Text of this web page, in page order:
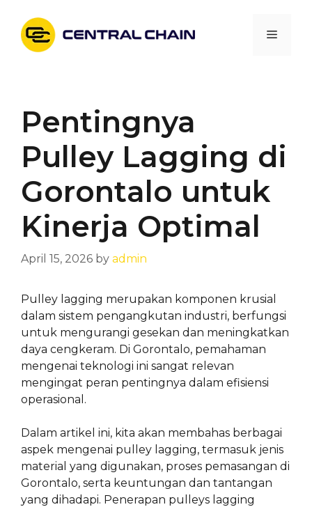
content
Menu
Pentingnya
Pulley Lagging di
Gorontalo untuk
Kinerja Optimal
April 15, 2026 by admin
Pulley lagging merupakan komponen krusial
dalam sistem pengangkutan industri, berfungsi
untuk mengurangi gesekan dan meningkatkan
daya cengkeram. Di Gorontalo, pemahaman
mengenai teknologi ini sangat relevan
mengingat peran pentingnya dalam efisiensi
operasional.
Dalam artikel ini, kita akan membahas berbagai
aspek mengenai pulley lagging, termasuk jenis
material yang digunakan, proses pemasangan di
Gorontalo, serta keuntungan dan tantangan
yang dihadapi. Penerapan pulleys lagging